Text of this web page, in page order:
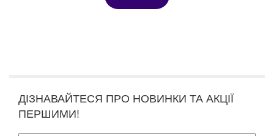
ДІЗНАВАЙТЕСЯ ПРО НОВИНКИ ТА АКЦІЇ
ПЕРШИМИ!